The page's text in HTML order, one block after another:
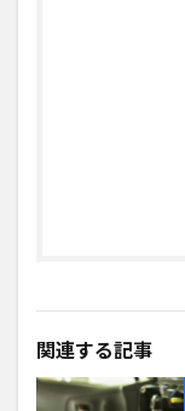
関連する記事